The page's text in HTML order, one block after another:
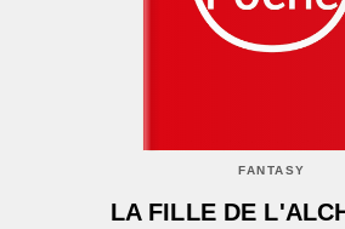
FANTASY
LA FILLE DE